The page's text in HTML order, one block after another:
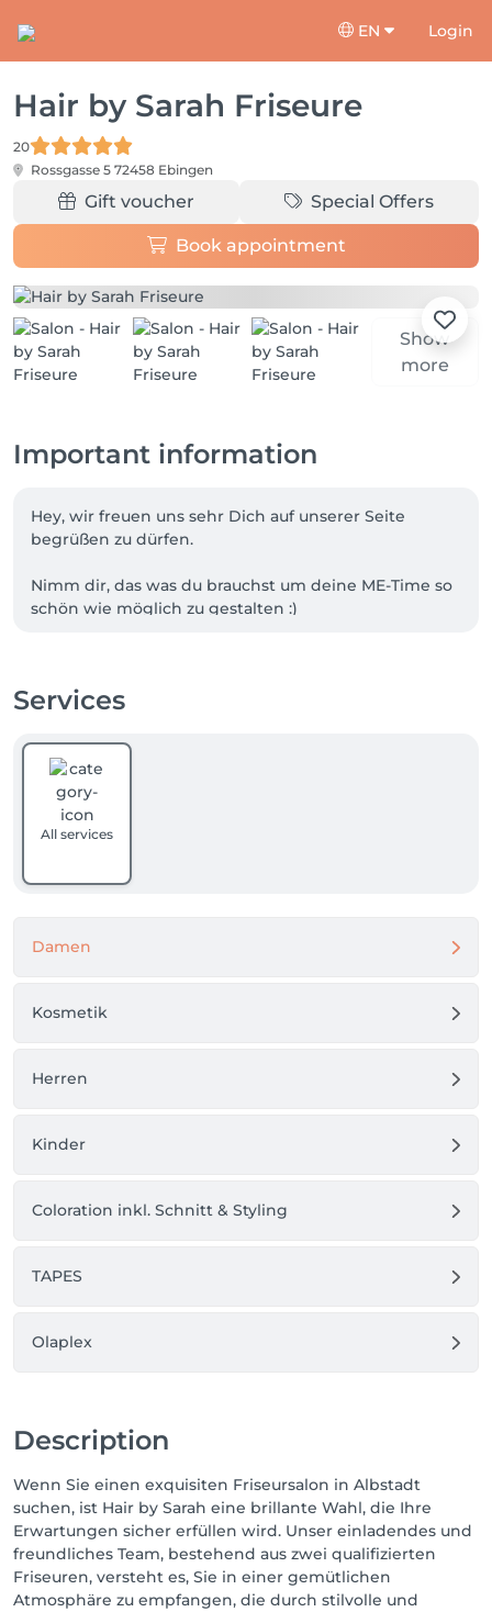
EN Login
Hair by Sarah Friseure
20
Rossgasse 5 72458 Ebingen
Gift voucher Special Offers
Book appointment
Show
more
Important information
Hey, wir freuen uns sehr Dich auf unserer Seite
begrüßen zu dürfen.
Nimm dir, das was du brauchst um deine ME-Time so
schön wie möglich zu gestalten :)
angepasst. Beachte also, wenn du im Juli einen
neuen Preis. Diese werden Ende Juli auf unserer
Webseite bekannt gegeben.
Bis bald, wir freuen uns <3
Services
All services
Damen
Kosmetik
Herren
Kinder
Coloration inkl. Schnitt & Styling
TAPES
Olaplex
Description
Wenn Sie einen exquisiten Friseursalon in Albstadt
suchen, ist Hair by Sarah eine brillante Wahl, die Ihre
Erwartungen sicher erfüllen wird. Unser einladendes und
freundliches Team, bestehend aus zwei qualifizierten
Friseuren, versteht es, Sie in einer gemütlichen
Atmosphäre zu empfangen, die durch stilvolle und